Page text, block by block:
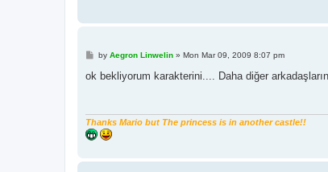
P
s
by Aegron Linwelin» Mon Mar 09, 2009 8:07 pm
ok bekliyorum karakterini.... Daha diğer
Thanks Mario but The princess is in another castle!!